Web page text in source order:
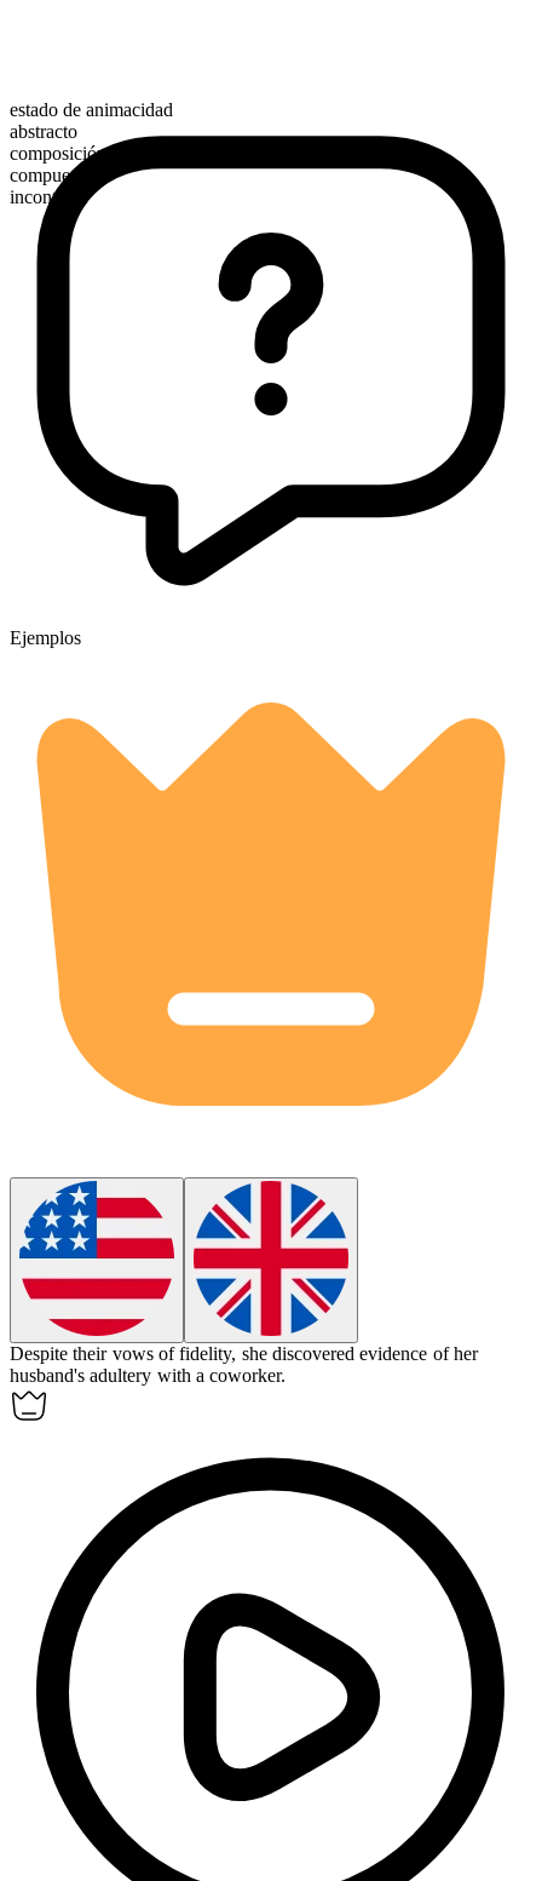
estado de animacidad
abstracto
composición morfológica
compuesto
incontable
Ejemplos
Despite their vows of fidelity, she discovered evidence of her
husband'sadultery with a coworker.